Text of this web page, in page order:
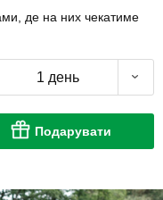
де на них чекатиме
1 день
Подарувати